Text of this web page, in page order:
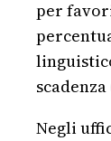
per
Negli